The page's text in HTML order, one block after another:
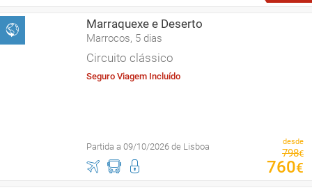
Marraquexe e Deserto
Marrocos, 5 dias
Circuito clássico
Seguro Viagem Incluído
Partida a 09/10/2026 de Lisboa desde
798€
760€